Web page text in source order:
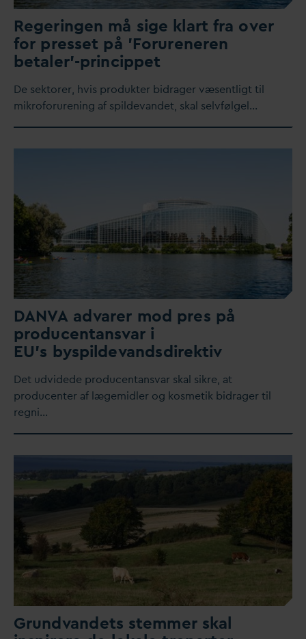
Regeringen må sige klart fra over
for presset på 'Forureneren
betaler'-princippet
De sektorer, hvis produkter bidrager væsentligt til
mikroforurening af spildevandet, skal selvfølgel…
DANVA advarer mod pres på
producentansvar i
EU’s byspildevandsdirektiv
Det udvidede producentansvar skal sikre, at
producenter af lægemidler og kosmetik bidrager til
regni…
Grundvandets stemmer skal